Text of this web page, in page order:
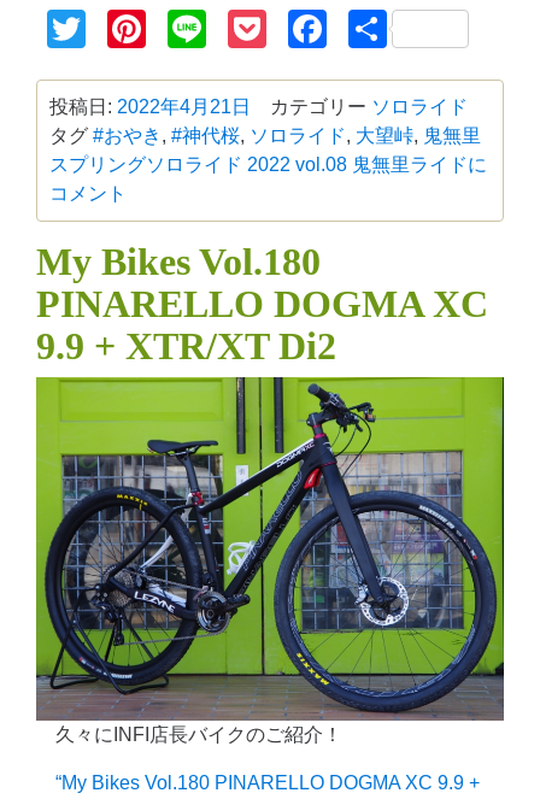
TwitterPinterest
Line PocketFacebook
共
有
投稿日: 2022年4月21日 カテゴリー ソロライド
タグ #おやき , #神代桜, ソロライド, 大望峠, 鬼無里
スプリングソロライド 2022 vol.08 鬼無里ライドに
コメント
My Bikes Vol.180
PINARELLO DOGMA XC
9.9 + XTR/XT Di2
久々にINFI店長バイクのご紹介！
“My Bikes Vol.180 PINARELLO DOGMA XC 9.9 +